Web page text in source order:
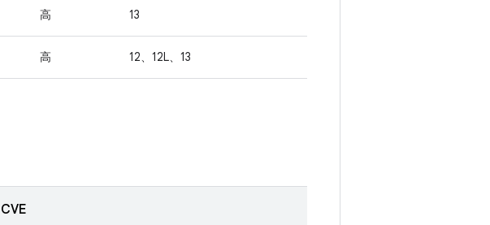
高 13
高 12、12L、13
CVE